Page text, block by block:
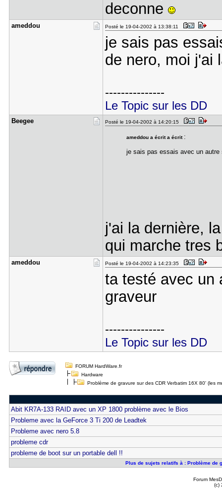
deconne
ameddou Posté le 19-04-2002 à 13:38:11
je sais pas
de nero, moi j'ai
---------------
Le Topic sur les DD
Beegee Posté le 19-04-2002 à 14:20:15
ameddou a écrit a écrit :
je sais pas essais avec un
j'ai la dernière,
qui marche tres
ameddou Posté le 19-04-2002 à 14:23:35
ta testé avec un
graveur
---------------
Le Topic sur les DD
FORUM HardWare.fr
Hardware
Problème de gravure sur des CDR Verbatim 16X 80' (les
Abit KR7A-133 RAID avec un XP 1800 problème avec le Bios
Probleme avec la GeForce 3 Ti 200 de Leadtek
Probleme avec nero 5.8
probleme cdr
probleme de boot sur un portable dell !!
Plus de sujets relatifs à : Problème de
Forum
(c)